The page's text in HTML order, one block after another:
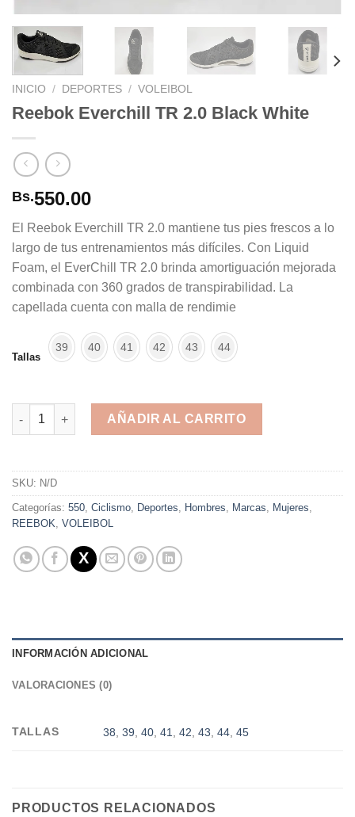
INICIO / DEPORTES / VOLEIBOL
Reebok Everchill TR 2.0 Black White
Bs.550.00
El Reebok Everchill TR 2.0 mantiene tus pies frescos a lo
largo de tus entrenamientos más difíciles. Con Liquid
Foam, el EverChill TR 2.0 brinda amortiguación mejorada
combinada con 360 grados de transpirabilidad. La
capellada cuenta con malla de rendimie
Tallas
39 40 41 42 43 44
Reebok Everchill TR 2.0 Black White cantidad
AÑADIR AL CARRITO
SKU: N/D
Categorías: 550, Ciclismo, Deportes, Hombres, Marcas, Mujeres,
REEBOK, VOLEIBOL
INFORMACIÓN ADICIONAL
VALORACIONES (0)
TALLAS 38,39,40,41,42,43,44,45
PRODUCTOS RELACIONADOS